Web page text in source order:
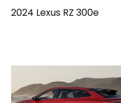
2024 Lexus RZ 300e